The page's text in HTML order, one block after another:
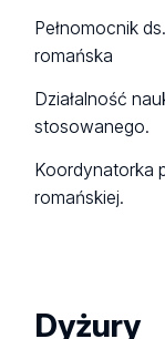
Pełnomocnik
romańska
Działalność
stosowanego.
Koordynatorka
romańskiej.
Dyżury